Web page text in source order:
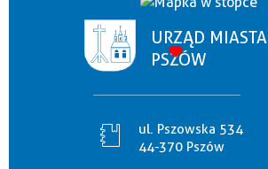
URZĄD MIASTA
PSZÓW
ul. Pszowska 534
44-370 Pszów